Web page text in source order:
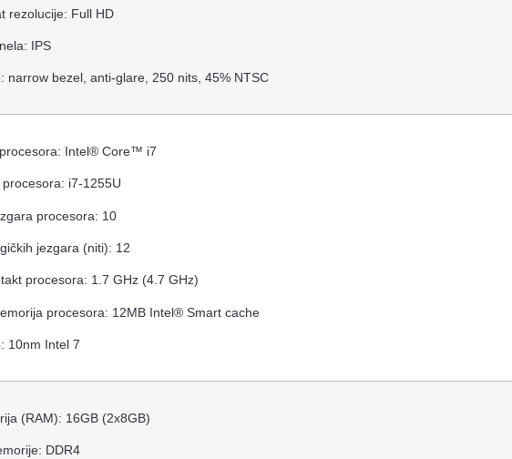
rezolucije: Full HD
IPS
narrow bezel, anti-glare, 250 nits, 45% NTSC
Intel® Core™ i7
procesora: i7-1255U
procesora: 10
jezgara (niti): 12
procesora: 1.7 GHz (4.7 GHz)
procesora: 12MB Intel® Smart cache
10nm Intel 7
(RAM): 16GB (2x8GB)
DDR4